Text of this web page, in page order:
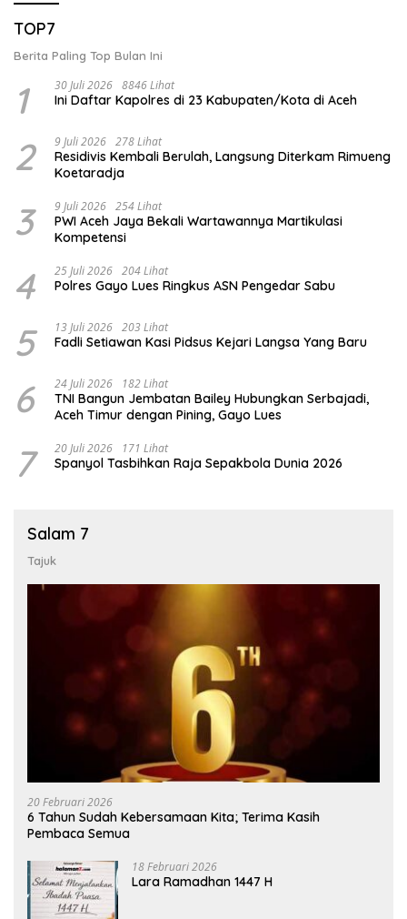
TOP7
Berita Paling Top Bulan Ini
1 30 Juli 2026 8846 Lihat
Ini Daftar Kapolres di 23 Kabupaten/Kota di Aceh
2 9 Juli 2026 278 Lihat
Residivis Kembali Berulah, Langsung Diterkam Rimueng
Koetaradja
3 9 Juli 2026 254 Lihat
PWI Aceh Jaya Bekali Wartawannya Martikulasi
Kompetensi
4 25 Juli 2026 204 Lihat
Polres Gayo Lues Ringkus ASN Pengedar Sabu
5 13 Juli 2026 203 Lihat
Fadli Setiawan Kasi Pidsus Kejari Langsa Yang Baru
6 24 Juli 2026 182 Lihat
TNI Bangun Jembatan Bailey Hubungkan Serbajadi,
Aceh Timur dengan Pining, Gayo Lues
7 20 Juli 2026 171 Lihat
Spanyol Tasbihkan Raja Sepakbola Dunia 2026
Salam 7
Tajuk
20 Februari 2026
6 Tahun Sudah Kebersamaan Kita; Terima Kasih
Pembaca Semua
18 Februari 2026
Lara Ramadhan 1447 H